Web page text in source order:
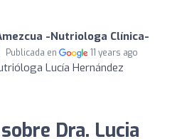
-Nutriologa Clínica-
Publicada en 11 years ago
Lucía Hernández
Dra. Lucia